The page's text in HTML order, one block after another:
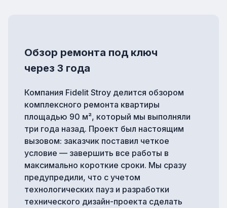
Обзор ремонта под ключ
через 3 года
Компания Fidelit Stroy делится обзором
комплексного ремонта квартиры
площадью 90 м², который мы выполняли
три года назад. Проект был настоящим
вызовом: заказчик поставил четкое
условие — завершить все работы в
максимально короткие сроки. Мы сразу
предупредили, что с учетом
технологических пауз и разработки
технического дизайн-проекта сделать